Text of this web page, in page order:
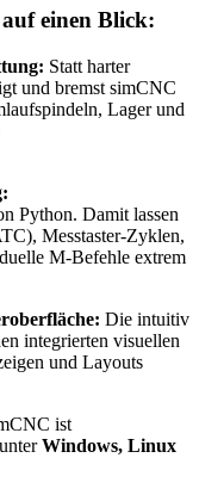
einen Blick:
Statt harter
und bremst simCNC
Lager und
Python. Damit lassen
Messtaster-Zyklen,
M-Befehle extrem
Die intuitiv
integrierten visuellen
und Layouts
ist
Windows, Linux